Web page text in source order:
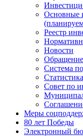
Основные
Реестр
Новости
Система
Совет по
Меры
80 лет Победы
Электронный